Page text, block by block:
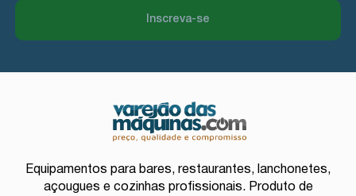
Inscreva-se
Equipamentos para bares, restaurantes, lanchonetes,
açougues e cozinhas profissionais. Produto de